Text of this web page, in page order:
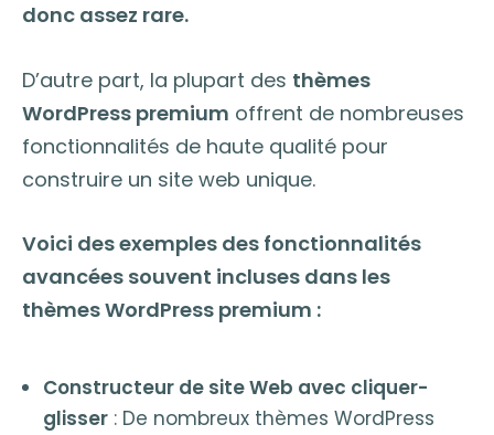
donc assez rare.
D’autre part, la plupart des thèmes
WordPress premium offrent de nombreuses
fonctionnalités de haute qualité pour
construire un site web unique.
Voici des exemples des fonctionnalités
avancées souvent incluses dans les
thèmes WordPress premium :
Constructeur de site Web avec cliquer-
glisser : De nombreux thèmes WordPress